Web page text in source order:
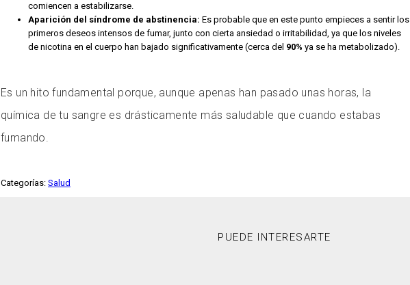
comiencen a estabilizarse.
Aparición del síndrome de abstinencia: Es probable que en este punto empieces a sentir los
primeros deseos intensos de fumar, junto con cierta ansiedad o irritabilidad, ya que los niveles
de nicotina en el cuerpo han bajado significativamente (cerca del 90% ya se ha metabolizado).
Es un hito fundamental porque, aunque apenas han pasado unas horas, la
química de tu sangre es drásticamente más saludable que cuando estabas
fumando.
Categorías: Salud
PUEDE INTERESARTE